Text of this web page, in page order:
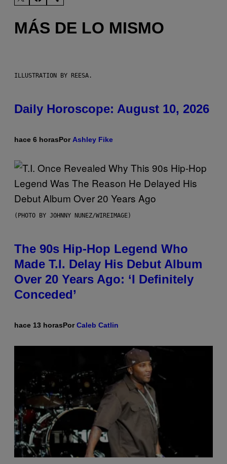
MÁS DE LO MISMO
ILLUSTRATION BY REESA.
Daily Horoscope: August 10, 2026
hace 6 horasPor Ashley Fike
(PHOTO BY JOHNNY NUNEZ/WIREIMAGE)
The 90s Hip-Hop Legend Who
Made T.I. Delay His Debut Album
Over 20 Years Ago: ‘I Definitely
Conceded’
hace 13 horasPorCaleb Catlin